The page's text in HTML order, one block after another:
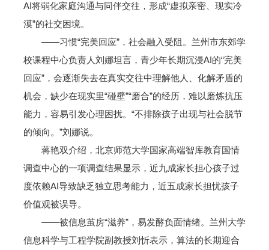
AI将弱化家庭沟通与同伴交往，形成“虚拟亲密、现实冷
漠”的社交困境。
——习惯“完美回应”，社会融入受阻。兰州市东郊学
校课程中心负责人刘娜坦言，青少年长期沉浸AI的“完美
回应”，会逐渐失去在真实交往中理解他人、化解矛盾的
机会，缺少在现实里“碰壁”“磨合”的经历，难以磨炼抗压
能力，容易引发心理困扰。“不排除孩子出现与社会脱节
的倾向。”刘娜说。
蒋艳双介绍，北京师范大学国家高端智库教育国情
调查中心的一项调查结果显示，近九成家长担心孩子过
度依赖AI导致缺乏独立思考能力，近五成家长担忧孩子
价值观被误导。
——被信息茧房“滋养”，易发酵负面情绪。兰州大学
信息科学与工程学院副教授刘忻表示，算法的长期迎合